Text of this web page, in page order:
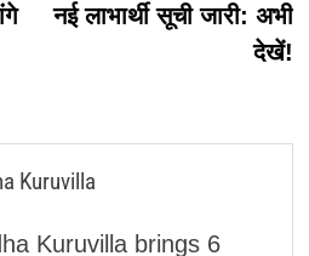
नई लाभार्थी सूची जारी: अभी
देखें!
Kuruvilla
Kuruvilla brings 6